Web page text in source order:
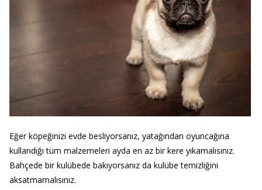
Eğer köpeğinizi evde besliyorsanız, yatağından oyuncağına
kullandığı tüm malzemeleri ayda en az bir kere yıkamalısınız.
Bahçede bir kulübede bakıyorsanız da kulübe temizliğini
aksatmamalısınız.